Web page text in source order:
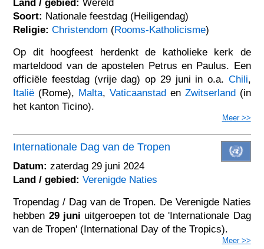
Land / gebied: Wereld
Soort: Nationale feestdag (Heiligendag)
Religie: Christendom (Rooms-Katholicisme)
Op dit hoogfeest herdenkt de katholieke kerk de
marteldood van de apostelen Petrus en Paulus. Een
officiële feestdag (vrije dag) op 29 juni in o.a. Chili,
Italië (Rome), Malta,Vaticaanstad en Zwitserland(in
het kanton Ticino).
Meer >>
Internationale Dag van de Tropen
Datum: zaterdag 29 juni 2024
Land / gebied: Verenigde Naties
Tropendag / Dag van de Tropen. De Verenigde Naties
hebben 29 juni uitgeroepen tot de 'Internationale Dag
van de Tropen' (International Day of the Tropics).
Meer >>